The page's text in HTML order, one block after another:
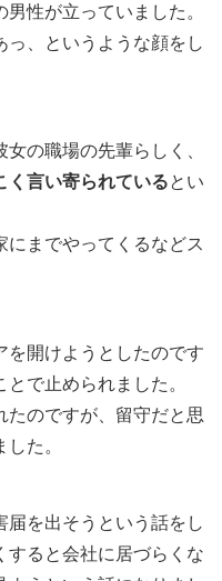
性が立っていました。
っ、というような顔をし
の職場の先輩らしく、
く言い寄られているとい
にまでやってくるなどス
を開けようとしたのです
で止められました。
たのですが、留守だと思
た。
届を出そうという話をし
すると会社に居づらくな